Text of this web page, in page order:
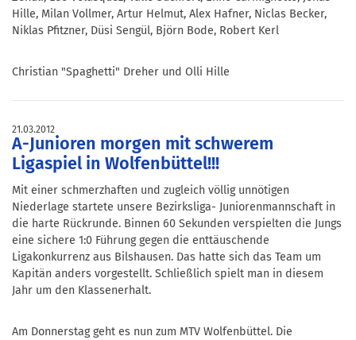
Hille, Milan Vollmer, Artur Helmut, Alex Hafner, Niclas Becker,
Niklas Pfitzner, Düsi Sengül, Björn Bode, Robert Kerl
Christian "Spaghetti" Dreher und Olli Hille
21.03.2012
A-Junioren morgen mit schwerem
Ligaspiel in Wolfenbüttel!!!
Mit einer schmerzhaften und zugleich völlig unnötigen
Niederlage startete unsere Bezirksliga- Juniorenmannschaft in
die harte Rückrunde. Binnen 60 Sekunden verspielten die Jungs
eine sichere 1:0 Führung gegen die enttäuschende
Ligakonkurrenz aus Bilshausen. Das hatte sich das Team um
Kapitän anders vorgestellt. Schließlich spielt man in diesem
Jahr um den Klassenerhalt.
Am Donnerstag geht es nun zum MTV Wolfenbüttel. Die